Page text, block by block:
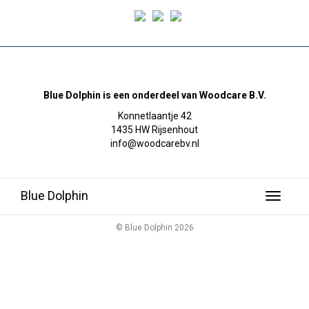
Blue Dolphin is een onderdeel van Woodcare B.V.
Konnetlaantje 42
1435 HW Rijsenhout
info@woodcarebv.nl
Toggle
Blue Dolphin
© Blue Dolphin 2026